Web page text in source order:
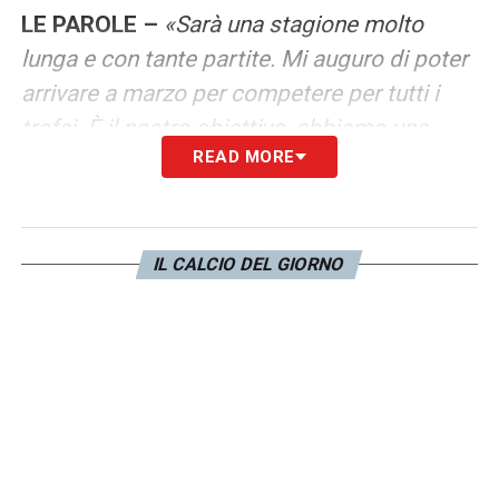
LE PAROLE – «Sarà una stagione molto
lunga e con tante partite. Mi auguro di poter
arrivare a marzo per competere per tutti i
trofei. È il nostro obiettivo, abbiamo una
squadra forte. Non abbiamo iniziato bene
poi, le cose sono andate bene. Spero
possano andare così anche stavolta».
READ MORE
IL CALCIO DEL GIORNO